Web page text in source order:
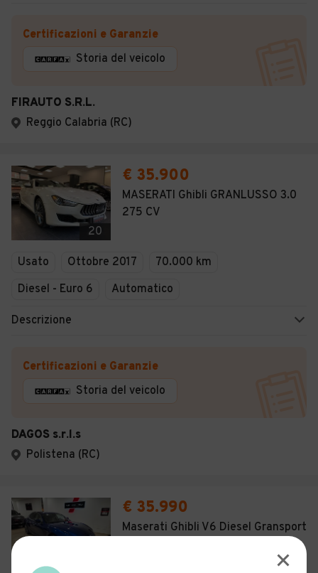
Certificazioni e Garanzie
Storia del veicolo
FIRAUTO S.R.L.
Reggio Calabria (RC)
20
€ 35.900
MASERATI Ghibli GRANLUSSO 3.0
275 CV
Usato Ottobre 2017
70.000 km
Diesel - Euro 6
Automatico
Descrizione
Certificazioni e Garanzie
Storia del veicolo
DAGOS s.r.l.s
Polistena (RC)
€ 35.990
Maserati Ghibli V6 Diesel Gransport